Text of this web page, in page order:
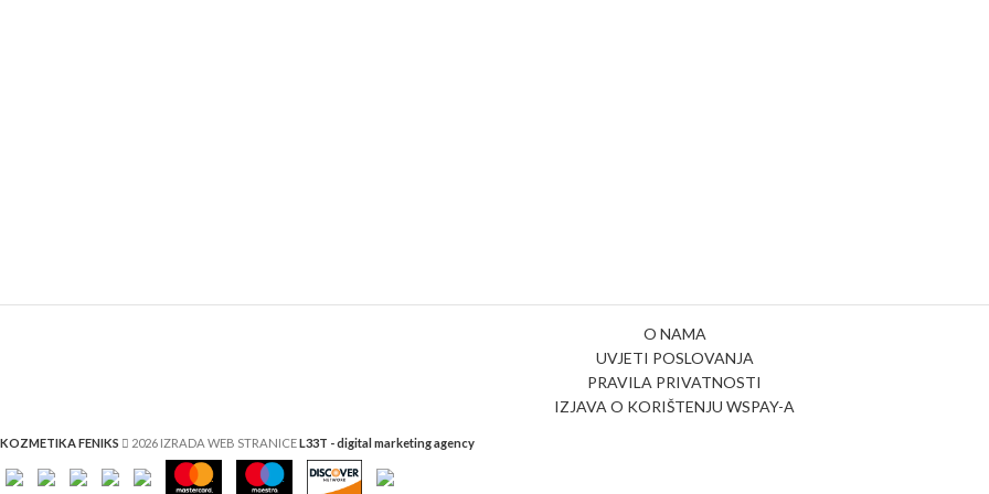
O NAMA
UVJETI POSLOVANJA
PRAVILA PRIVATNOSTI
IZJAVA O KORIŠTENJU WSPAY-A
KOZMETIKA FENIKS 2026 IZRADA WEB STRANICEL33T - digital marketing agency